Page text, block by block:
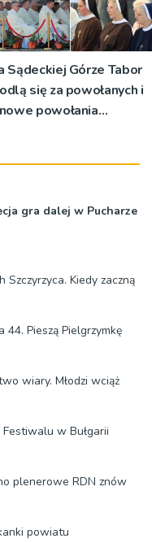
Sądeckiej Górze Tabor
się za powołanych i
powołania
gra dalej w Pucharze
Kiedy zaczną
44. Pieszą Pielgrzymkę
wiary. Młodzi wciąż
w Bułgarii
plenerowe RDN znów
powiatu